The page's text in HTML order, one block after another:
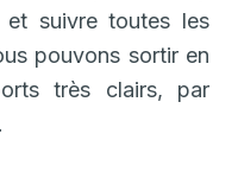
suivre toutes les
pouvons sortir en
très clairs, par